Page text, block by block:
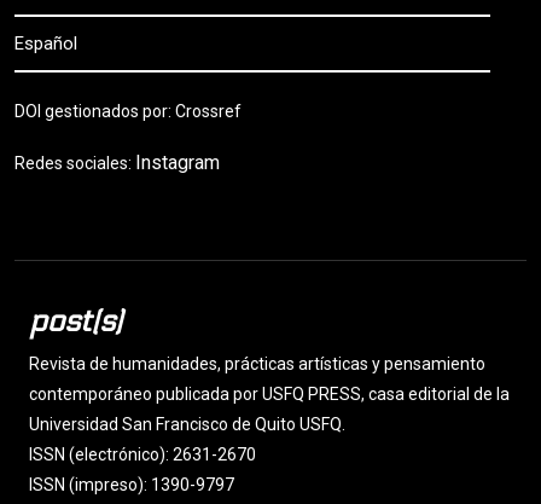
Español
DOI gestionados por: Crossref
Redes sociales: Instagram
post(s)
Revista de humanidades, prácticas artísticas y pensamiento
contemporáneo publicada por USFQ PRESS, casa editorial de la
Universidad San Francisco de Quito USFQ.
ISSN (electrónico): 2631-2670
ISSN (impreso): 1390-9797